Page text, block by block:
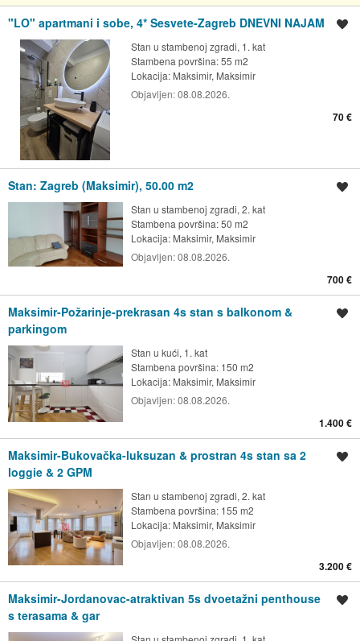
"LO" apartmani i sobe, 4* Sesvete-Zagreb DNEVNI NAJAM
Stan u stambenoj zgradi, 1. kat
Stambena površina: 55 m2
Lokacija: Maksimir, Maksimir
Objavljen:08.08.2026.
70 €
Stan: Zagreb (Maksimir), 50.00 m2
Stan u stambenoj zgradi, 2. kat
Stambena površina: 50 m2
Lokacija: Maksimir, Maksimir
Objavljen:08.08.2026.
700 €
Maksimir-Požarinje-prekrasan 4s stan s balkonom &
parkingom
Stan u kući, 1. kat
Stambena površina: 150 m2
Lokacija: Maksimir, Maksimir
Objavljen:08.08.2026.
1.400 €
Maksimir-Bukovačka-luksuzan & prostran 4s stan sa 2
loggie & 2 GPM
Stan u stambenoj zgradi, 2. kat
Stambena površina: 155 m2
Lokacija: Maksimir, Maksimir
Objavljen:08.08.2026.
3.200 €
Maksimir-Jordanovac-atraktivan 5s dvoetažni penthouse
s terasama & gar